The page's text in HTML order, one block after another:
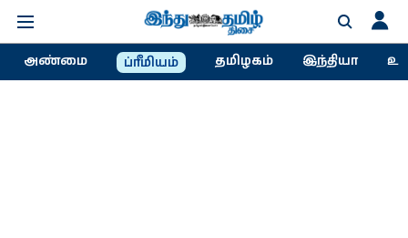
அண்மை ப்ரீமியம் தமிழகம் இந்தியா